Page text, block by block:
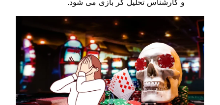
و کارشناس تحلیل گر بازی می شود.